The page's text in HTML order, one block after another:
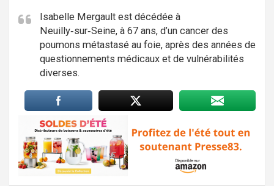
Isabelle Mergault est décédée à
Neuilly‑sur‑Seine, à 67 ans, d’un cancer des
poumons métastasé au foie, après des années de
questionnements médicaux et de vulnérabilités
diverses.